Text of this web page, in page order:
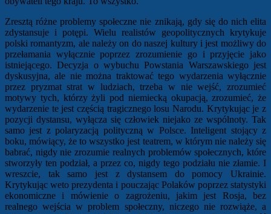
Zresztą różne problemy społeczne nie znikają, gdy się do nich elita
zdystansuje i potępi. Wielu realistów geopolitycznych krytykuje
polski romantyzm, ale należy on do naszej kultury i jest możliwy do
przełamania wyłącznie poprzez zrozumienie go i przyjęcie jako
istniejącego. Decyzja o wybuchu Powstania Warszawskiego jest
dyskusyjna, ale nie można traktować tego wydarzenia wyłącznie
przez pryzmat strat w ludziach, trzeba w nie wejść, zrozumieć
motywy tych, którzy żyli pod niemiecką okupacją, zrozumieć, że
wydarzenie te jest częścią tragicznego losu Narodu. Krytykując je z
pozycji dystansu, wyłącza się człowiek niejako ze wspólnoty. Tak
samo jest z polaryzacją polityczną w Polsce. Inteligent stojący z
boku, mówiący, że to wszystko jest teatrem, w którym nie należy się
babrać, nigdy nie zrozumie realnych problemów społecznych, które
stworzyły ten podział, a przez co, nigdy tego podziału nie złamie. I
wreszcie, tak samo jest z dystansem do pomocy Ukrainie.
Krytykując weto prezydenta i pouczając Polaków poprzez statystyki
ekonomiczne i mówienie o zagrożeniu, jakim jest Rosja, bez
realnego wejścia w problem społeczny, niczego nie rozwiąże, a